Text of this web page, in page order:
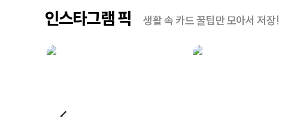
인스타그램 픽 생활 속 카드 꿀팁만 모아서 저장!